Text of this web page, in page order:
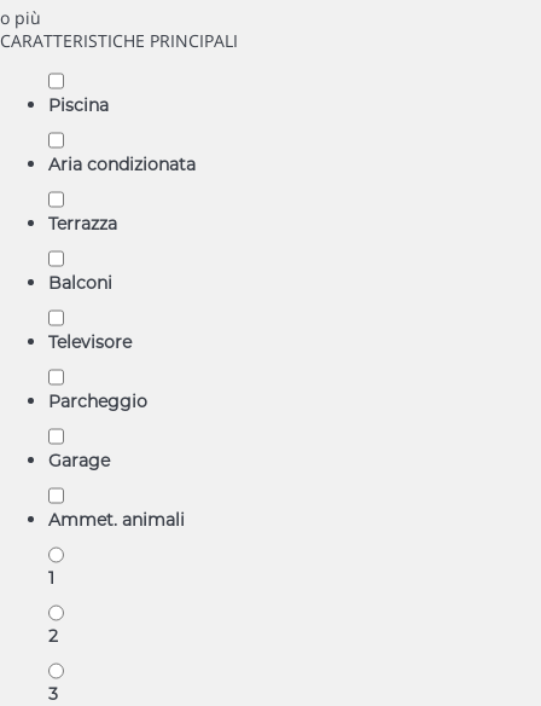
o più
CARATTERISTICHE PRINCIPALI
Piscina
Aria condizionata
Terrazza
Balconi
Televisore
Parcheggio
Garage
Ammet. animali
1
2
3